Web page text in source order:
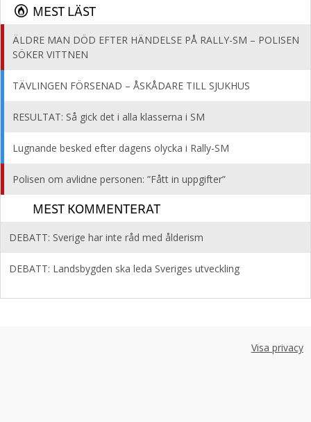
MEST LÄST
ÄLDRE MAN DÖD EFTER HÄNDELSE PÅ RALLY-SM – POLISEN
SÖKER VITTNEN
TÄVLINGEN FÖRSENAD – ÅSKÅDARE TILL SJUKHUS
RESULTAT: Så gick det i alla klasserna i SM
Lugnande besked efter dagens olycka i Rally-SM
Polisen om avlidne personen: ”Fått in uppgifter”
MEST KOMMENTERAT
DEBATT: Sverige har inte råd med ålderism
DEBATT: Landsbygden ska leda Sveriges utveckling
Visa privacy